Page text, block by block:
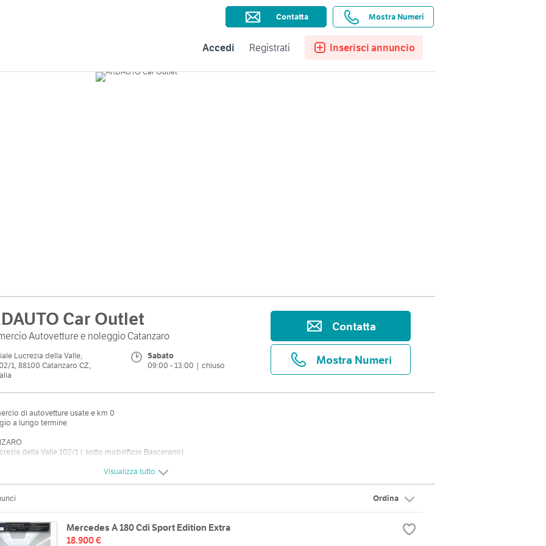
Subito per le Aziende Assistenza Ricerche salvate Preferiti
Accedi Registrati Inserisci annuncio
Contatta Mostra Numeri
Car Outlet
Autovetture e noleggio Catanzaro
Lucrezia della Valle,
1, 88100 Catanzaro CZ,
Sabato
09:00 - 13:00 | chiuso
Contatta
Mostra Numeri
di autovetture usate e km 0
a lungo termine
della Valle 102/1 ( sotto mobilificio Bascerano)
9.30-12.30 pom. chiuso
Visualizza tutto
Ordina
Mercedes A 180 Cdi Sport Edition Extra
18.900 €